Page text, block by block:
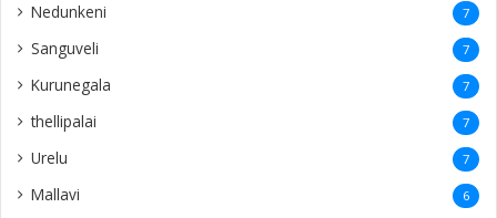
Nedunkeni 7
Sanguveli 7
Kurunegala 7
thellipalai 7
Urelu 7
Mallavi 6